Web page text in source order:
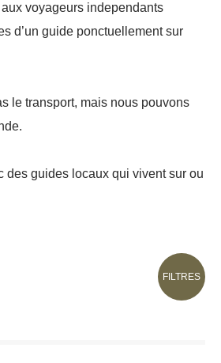
aux voyageurs independants
d’un guide ponctuellement sur
le transport, mais nous pouvons
des guides locaux qui vivent sur ou
FILTRES